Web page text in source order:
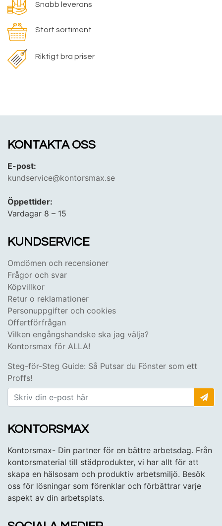
Snabb leverans
Stort sortiment
Riktigt bra priser
KONTAKTA OSS
E-post:
kundservice@kontorsmax.se
Öppettider:
Vardagar 8 – 15
KUNDSERVICE
Omdömen och recensioner
Frågor och svar
Köpvillkor
Retur o reklamationer
Personuppgifter och cookies
Offertförfrågan
Vilken engångshandske ska jag välja?
Kontorsmax för ALLA!
Steg-för-Steg Guide: Så Putsar du Fönster som ett
Proffs!
KONTORSMAX
Kontorsmax- Din partner för en bättre arbetsdag. Från
kontorsmaterial till städprodukter, vi har allt för att
skapa en hälsosam och produktiv arbetsmiljö. Besök
oss för lösningar som förenklar och förbättrar varje
aspekt av din arbetsplats.